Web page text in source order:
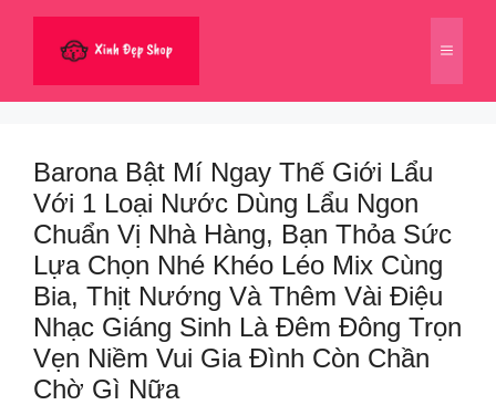
dung
Menu
Barona Bật Mí Ngay Thế Giới Lẩu
Với 1 Loại Nước Dùng Lẩu Ngon
Chuẩn Vị Nhà Hàng, Bạn Thỏa Sức
Lựa Chọn Nhé Khéo Léo Mix Cùng
Bia, Thịt Nướng Và Thêm Vài Điệu
Nhạc Giáng Sinh Là Đêm Đông Trọn
Vẹn Niềm Vui Gia Đình Còn Chần
Chờ Gì Nữa